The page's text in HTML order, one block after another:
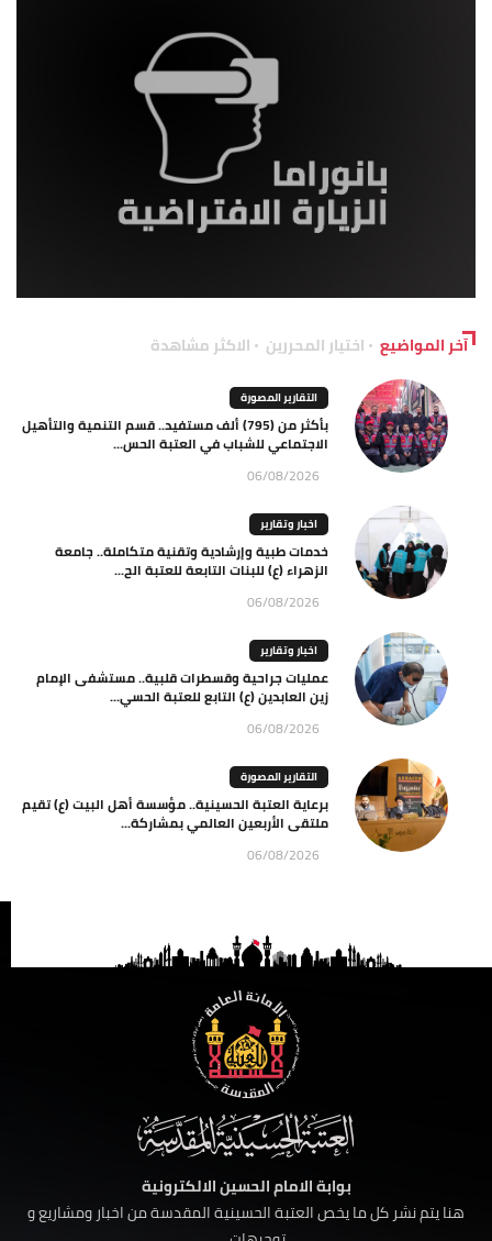
آخر المواضيع اختيار المحررين الاكثر مشاهدة
التقارير المصورة
بأكثر من (795) ألف مستفيد.. قسم التنمية والتأهيل
الاجتماعي للشباب في العتبة الحس...
06/08/2026
اخبار وتقارير
خدمات طبية وإرشادية وتقنية متكاملة.. جامعة
الزهراء (ع) للبنات التابعة للعتبة الح...
06/08/2026
اخبار وتقارير
عمليات جراحية وقسطرات قلبية.. مستشفى الإمام
زين العابدين (ع) التابع للعتبة الحسي...
06/08/2026
التقارير المصورة
برعاية العتبة الحسينية.. مؤسسة أهل البيت (ع) تقيم
ملتقى الأربعين العالمي بمشاركة...
06/08/2026
بوابة الامام الحسين الالكترونية
هنا يتم نشر كل ما يخص العتبة الحسينية المقدسة من اخبار ومشاريع و